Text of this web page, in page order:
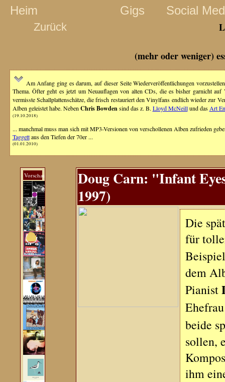
Heim Gigs Social
Zurück
(mehr oder weniger)
Am Anfang ging es darum, auf dieser Seite Wiederveröffentlichungen
Thema. Öfter geht es jetzt um Neuauflagen von alten CDs, die es bisher garnicht
vermisste Schallplattenschätze, die frisch restauriert den Vinylfans endlich wieder zur
Alben geleistet habe. Neben Chris Bowden sind das z. B. Lloyd McNeillund das Art
(19.10.2018)
... manchmal muss man sich mit MP3-Versionen von verschollenen Alben zufrieden
Taggettaus den Tiefen der 70er ...
(01.01.2010)
Vorschau
Doug Carn: "Infant
1997)
Die
für
dem
Pianist
beide
sollen,
ihm